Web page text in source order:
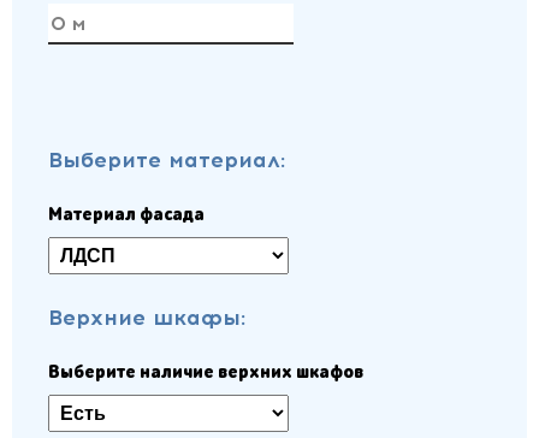
Выберите материал:
Материал фасада
Верхние шкафы:
Выберите наличие верхних шкафов